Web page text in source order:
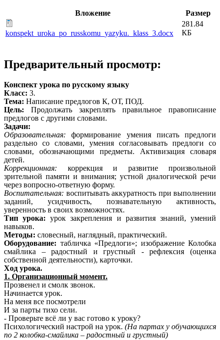
Вложение Размер
konspekt_uroka_po_russkomu_yazyku._klass_3.docx
281.84
КБ
Предварительный просмотр:
Конспект урока по русскому языку
Класс: 3.
Тема: Написание предлогов К, ОТ, ПОД.
Цель: Продолжать закреплять правильное правописание
предлогов с другими словами.
Задачи:
Образовательная: формирование умения писать предлоги
раздельно со словами, умения согласовывать предлоги со
словами, обозначающими предметы. Активизация словаря
детей.
Коррекционная: коррекция и развитие произвольной
зрительной памяти и внимания; устной диалогической речи
через вопросно-ответную форму.
Воспитательная: воспитывать аккуратность при выполнении
заданий, усидчивость, познавательную активность,
уверенность в своих возможностях.
Тип урока:урок закрепления и развития знаний, умений
навыков.
Методы: словесный, наглядный, практический.
Оборудование: табличка «Предлоги»; изображение Колобка
смайлика – радостный и грустный - рефлексия (оценка
собственной деятельности), карточки.
Ход урока.
1. Организационный момент.
Прозвенел и смолк звонок.
Начинается урок.
На меня все посмотрели
И за парты тихо сели.
- Проверьте всё ли у вас готово к уроку?
Психологический настрой на урок. (На партах у обучающихся
по 2 колобка-смайлика – радостный и грустный)